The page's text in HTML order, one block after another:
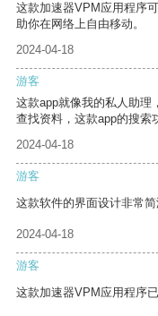
这款加速器VPM应用程序
助你在网络上自由移动。
2024-04-18
游客
这款app就像我的私人助理
查找资料，这款app的搜索
2024-04-18
游客
这款软件的界面设计非常简
2024-04-18
游客
这款加速器VPM应用程序